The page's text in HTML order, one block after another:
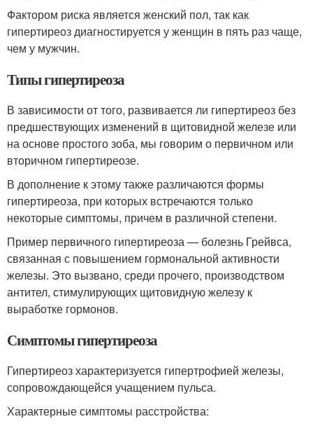
Фактором риска является женский пол, так как
гипертиреоз диагностируется у женщин в пять раз чаще,
чем у мужчин.
Типы гипертиреоза
В зависимости от того, развивается ли гипертиреоз без
предшествующих изменений в щитовидной железе или
на основе простого зоба, мы говорим о первичном или
вторичном гипертиреозе.
В дополнение к этому также различаются формы
гипертиреоза, при которых встречаются только
некоторые симптомы, причем в различной степени.
Пример первичного гипертиреоза — болезнь Грейвса,
связанная с повышением гормональной активности
железы. Это вызвано, среди прочего, производством
антител, стимулирующих щитовидную железу к
выработке гормонов.
Симптомы гипертиреоза
Гипертиреоз характеризуется гипертрофией железы,
сопровождающейся учащением пульса.
Характерные симптомы расстройства: